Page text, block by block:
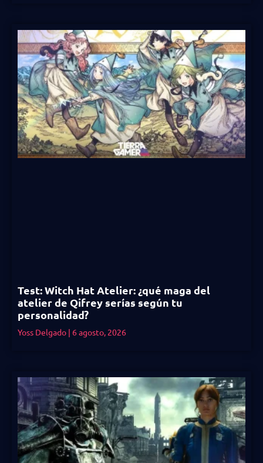
Test: Witch Hat Atelier: ¿qué maga del
atelier de Qifrey serías según tu
personalidad?
Yoss Delgado 6 agosto, 2026